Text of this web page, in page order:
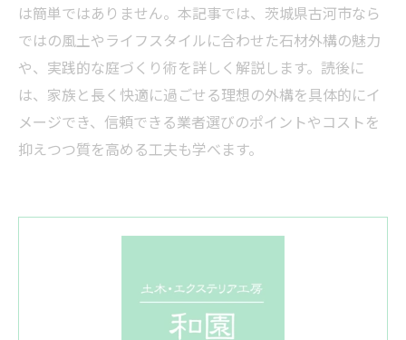
は簡単ではありません。本記事では、茨城県古河市なら
ではの風土やライフスタイルに合わせた石材外構の魅力
や、実践的な庭づくり術を詳しく解説します。読後に
は、家族と長く快適に過ごせる理想の外構を具体的にイ
メージでき、信頼できる業者選びのポイントやコストを
抑えつつ質を高める工夫も学べます。